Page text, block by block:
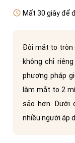
Mất 30 giây để
Đôi mắt to tròn
không chỉ
phương pháp
làm mắt to 2
sảo hơn.
nhiều người áp